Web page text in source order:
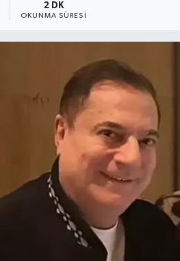
2 DK
OKUNMA SÜRESI